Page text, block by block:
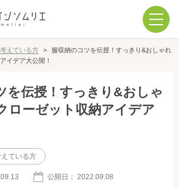
えている方 >
服収納のコツを伝授！すっきり&おしゃれ
イデア大公開！
を伝授！すっきり&おしゃ
ローゼット収納アイデア
ている方
公開日： 2022.09.08